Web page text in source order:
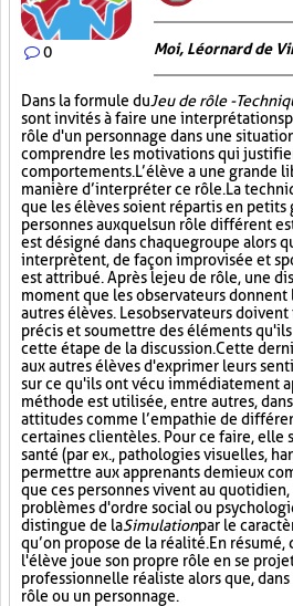
0 Moi, Léornard de
Dans la formule duJeu de rôle -
sont invités à faire une interprétation
rôle d'un personnage dans une
comprendre les motivations qui
comportements. L’élève a une grande
manière d’interpréter ce rôle. La
que les élèves soient répartis en petits
personnes auxquels un rôle différent
est désigné dans chaque groupe alors
interprètent, de façon improvisée et
est attribué. Après le jeu de rôle, une
moment que les observateurs
autres élèves. Les observateurs
précis et soumettre des éléments
cette étape de la discussion. Cette
aux autres élèves d'exprimer leurs
sur ce qu'ils ont vécu immédiatement
méthode est utilisée, entre autres,
attitudes comme l’empathie de
certaines clientèles. Pour ce faire, elle
santé (par ex., pathologies visuelles,
permettre aux apprenants de mieux
que ces personnes vivent au
problèmes d'ordre social ou
distingue de laSimulationpar le
qu’on propose de la réalité. En résumé,
l'élève joue son propre rôle en se
professionnelle réaliste alors que, dans
rôle ou un personnage.